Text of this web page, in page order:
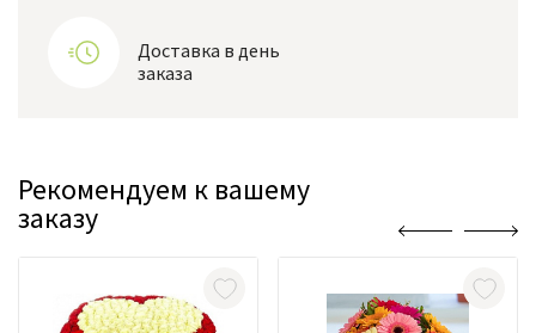
Доставка в день
заказа
Рекомендуем к вашему
заказу